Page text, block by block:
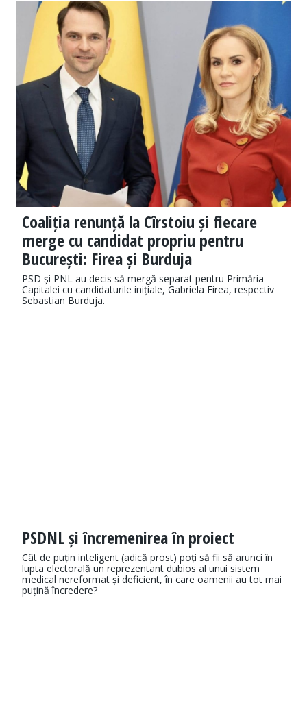
Coaliția renunță la Cîrstoiu și fiecare
merge cu candidat propriu pentru
București: Firea și Burduja
PSD și PNL au decis să mergă separat pentru Primăria
Capitalei cu candidaturile inițiale, Gabriela Firea, respectiv
Sebastian Burduja.
PSDNL și încremenirea în proiect
Cât de puțin inteligent (adică prost) poți să fii să arunci în
lupta electorală un reprezentant dubios al unui sistem
medical nereformat și deficient, în care oamenii au tot mai
puțină încredere?